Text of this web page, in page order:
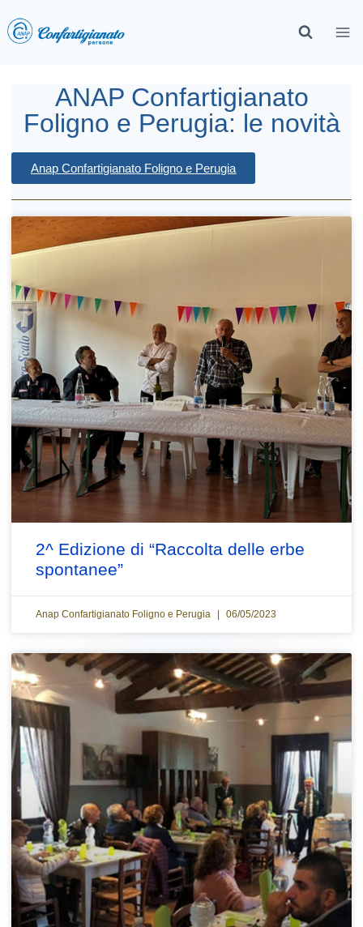
ANAP Confartigianato
Foligno e Perugia: le novità
Anap Confartigianato Foligno e Perugia
2^ Edizione di “Raccolta delle erbe
spontanee”
Anap Confartigianato Foligno e Perugia 06/05/2023